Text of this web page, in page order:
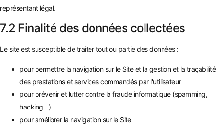
représentant légal.
7.2 Finalité des données collectées
Le site est susceptible de traiter tout ou partie des données :
pour permettre la navigation sur le Site et la gestion et la traçabilité
des prestations et services commandés par l'utilisateur
pour prévenir et lutter contre la fraude informatique (spamming,
hacking…)
pour améliorer la navigation sur le Site